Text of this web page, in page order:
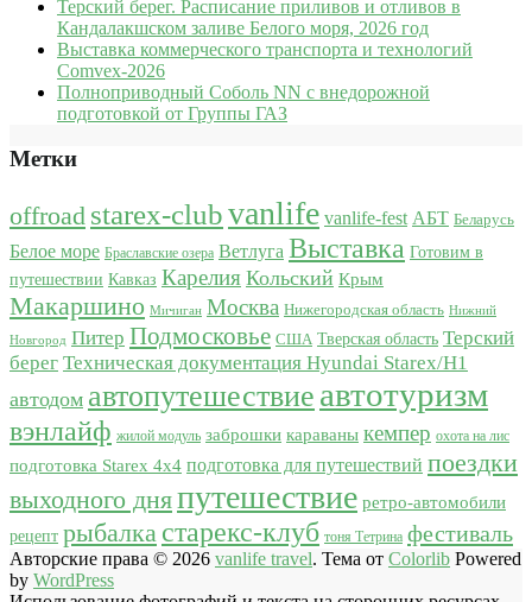
Терский берег. Расписание приливов и отливов в
Кандалакшском заливе Белого моря, 2026 год
Выставка коммерческого транспорта и технологий
Comvex-2026
Полноприводный Соболь NN с внедорожной
подготовкой от Группы ГАЗ
Метки
offroad starex-clubvanlife vanlife-fest АБТ Беларусь
Белое море Браславские озера Ветлуга Выставка Готовим в
путешествии Кавказ Карелия Кольский Крым
Макаршино Мичиган Москва Нижегородская область Нижний
Новгород Питер Подмосковье США Тверская область Терский
берег Техническая документация Hyundai Starex/H1
автодом автопутешествие автотуризм
вэнлайф жилой модуль заброшки караваны кемпер охота на лис
подготовка Starex 4x4 подготовка для путешествий поездки
выходного дняпутешествие ретро-автомобили
рецепт рыбалка старекс-клуб тоня Тетрина фестиваль
Авторские права © 2026 vanlife travel. Тема от Colorlib Powered
by WordPress